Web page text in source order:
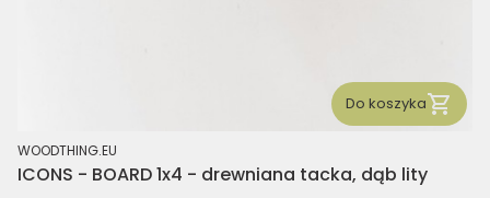
Do koszyka
PRODUCENT
WOODTHING.EU
ICONS - BOARD 1x4 - drewniana tacka, dąb lity